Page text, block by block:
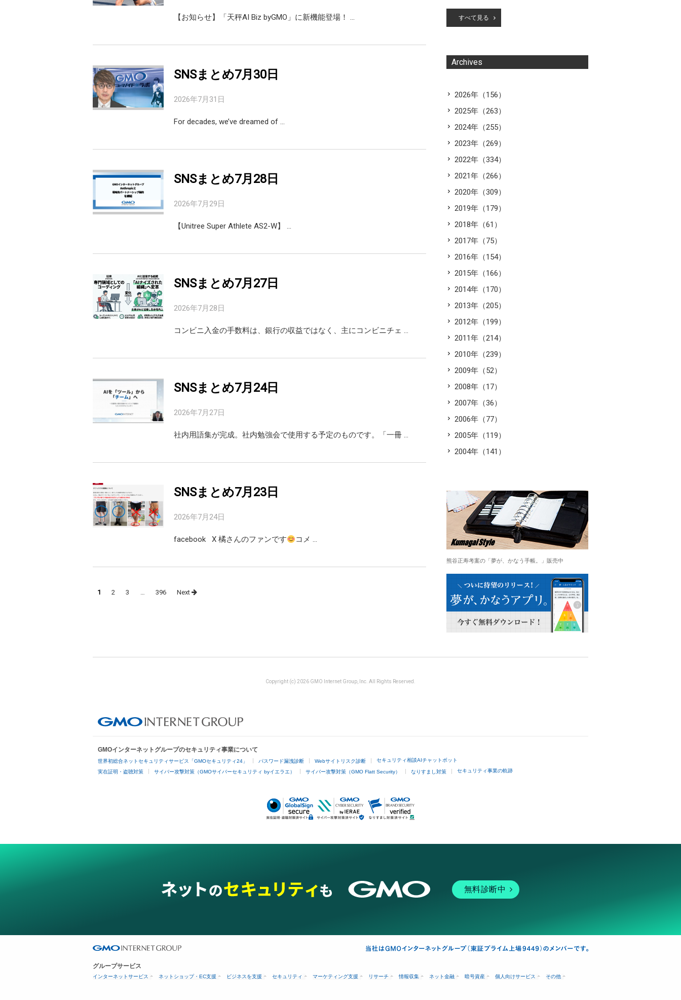
【お知らせ】「天秤AI Biz byGMO」に新機能登場！ …
SNSまとめ7月30日
2026年7月31日
For decades, we’ve dreamed of …
SNSまとめ7月28日
2026年7月29日
【Unitree Super Athlete AS2-W】 …
SNSまとめ7月27日
2026年7月28日
コンビニ入金の手数料は、銀行の収益ではなく、主にコンビニチェ …
SNSまとめ7月24日
2026年7月27日
社内用語集が完成。社内勉強会で使用する予定のものです。「一冊 …
SNSまとめ7月23日
2026年7月24日
facebook X 橘さんのファンです コメ …
Posts
1 2 3 … 396 Next
すべて見る
Archives
2026年（156）
2025年（263）
2024年（255）
2023年（269）
2022年（334）
2021年（266）
2020年（309）
2019年（179）
2018年（61）
2017年（75）
2016年（154）
2015年（166）
2014年（170）
2013年（205）
2012年（199）
2011年（214）
2010年（239）
2009年（52）
2008年（17）
2007年（36）
2006年（77）
2005年（119）
2004年（141）
熊谷正寿考案の「夢が、かなう手帳。」販売中
Copyright (c) 2026 GMO Internet Group, Inc. All Rights Reserved.
GMOインターネットグループのセキュリティ事業について
世界初総合ネットセキュリティサービス「GMOセキュリティ24」 パスワード漏洩診断 Webサイトリスク診断 セキュリティ相談AIチャットボット
実在証明・盗聴対策 サイバー攻撃対策（GMOサイバーセキュリティ byイエラエ） サイバー攻撃対策（GMO Flatt Security） なりすまし対策 セキュリティ事業の軌跡
無料診断中
グループサービス
インターネットサービス ネットショップ・EC支援 ビジネスを支援 セキュリティ マーケティング支援 リサーチ 情報収集 ネット金融 暗号資産 個人向けサービス その他